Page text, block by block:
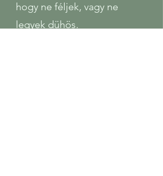
hogy ne féljek, vagy ne
legyek dühös.